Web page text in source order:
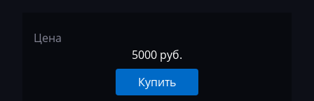
Цена
5000 руб.
Купить